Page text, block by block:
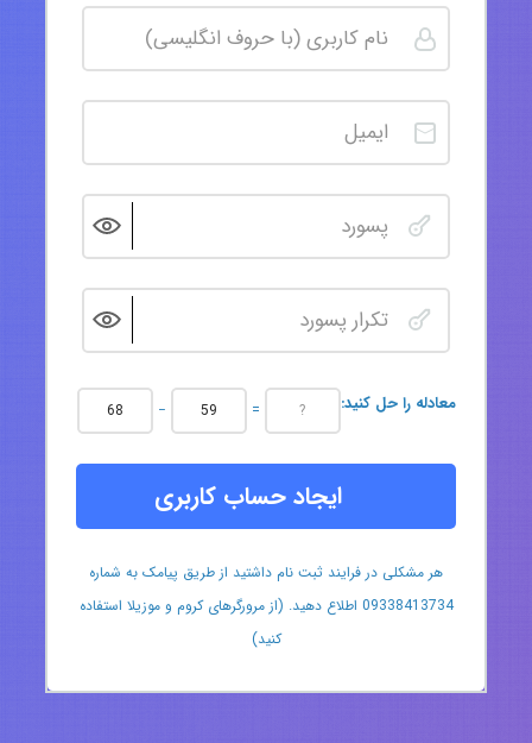
:معادله را حل کنید − =
ایجاد حساب کاربری
هر مشکلی در فرایند ثبت نام داشتید از طریق پیامک به شماره
09338413734 اطلاع دهید. (از مرورگرهای کروم و موزیلا استفاده
کنید)